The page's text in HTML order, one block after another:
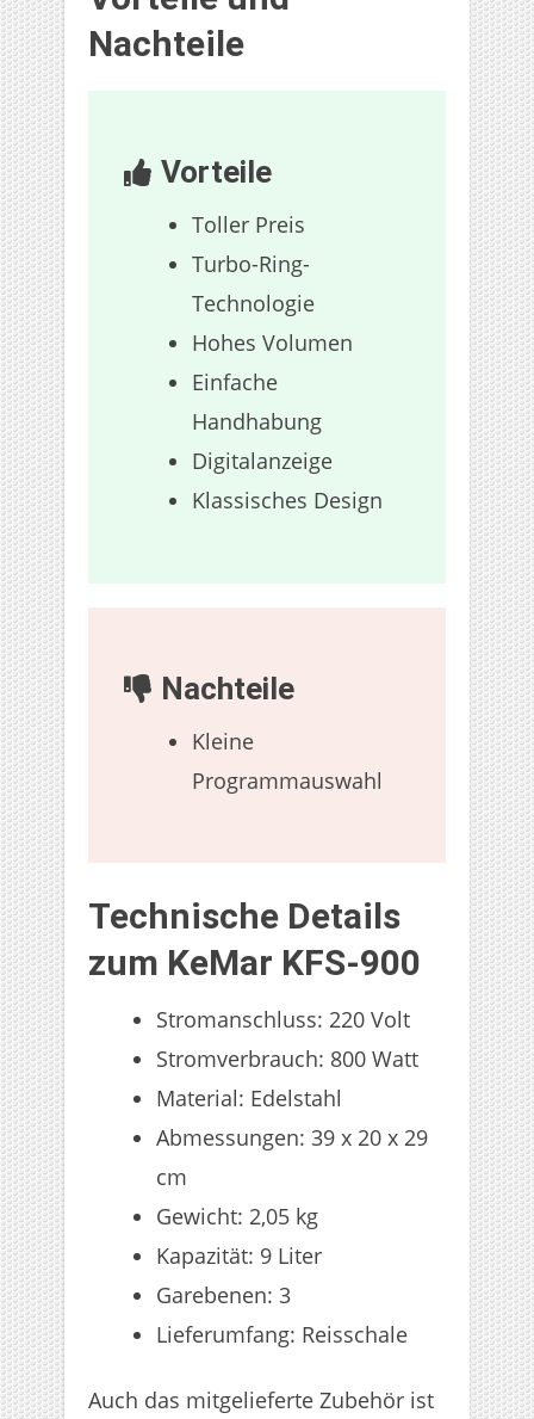
Nachteile
Vorteile
Toller Preis
Turbo-Ring-
Technologie
Hohes Volumen
Einfache
Handhabung
Digitalanzeige
Klassisches Design
Nachteile
Kleine
Programmauswahl
Technische Details
zum KeMar KFS-900
Stromanschluss: 220 Volt
Stromverbrauch: 800 Watt
Material: Edelstahl
Abmessungen: 39 x 20 x 29
cm
Gewicht: 2,05 kg
Kapazität: 9 Liter
Garebenen: 3
Lieferumfang: Reisschale
Auch das mitgelieferte Zubehör ist